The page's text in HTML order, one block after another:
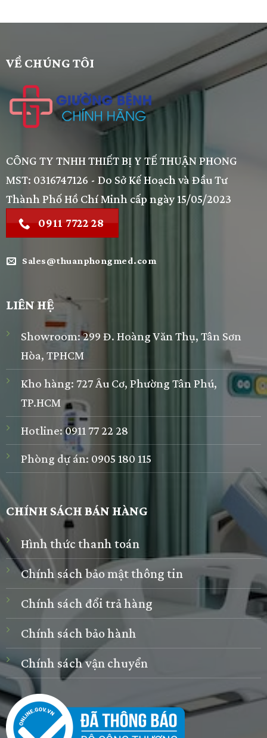
VỀ CHÚNG TÔI
CÔNG TY TNHH THIẾT BỊ Y TẾ THUẬN PHONG
MST: 0316747126 - Do Sở Kế Hoạch và Đầu Tư
Thành Phố Hồ Chí Minh cấp ngày 15/05/2023
0911 7722 28
Sales@thuanphongmed.com
LIÊN HỆ
Showroom: 299 Đ. Hoàng Văn Thụ, Tân Sơn
Hòa, TPHCM
Kho hàng: 727 Âu Cơ, Phường Tân Phú,
TP.HCM
Hotline:0911 77 22 28
Phòng dự án: 0905 180 115
CHÍNH SÁCH BÁN HÀNG
Hình thức thanh toán
Chính sách bảo mật thông tin
Chính sách đổi trả hàng
Chính sách bảo hành
Chính sách vận chuyển